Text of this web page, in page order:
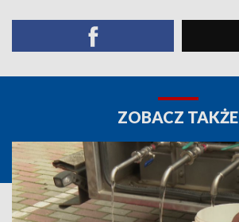
ZOBACZ TAKŻE